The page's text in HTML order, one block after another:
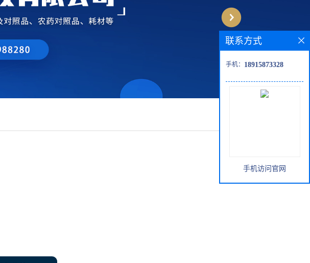
联系方式
手机： 18915873328
手机访问官网